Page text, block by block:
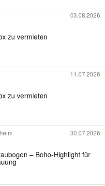
03.08.2026
zu vermieten
11.07.2026
zu vermieten
30.07.2026
– Boho-Highlight für